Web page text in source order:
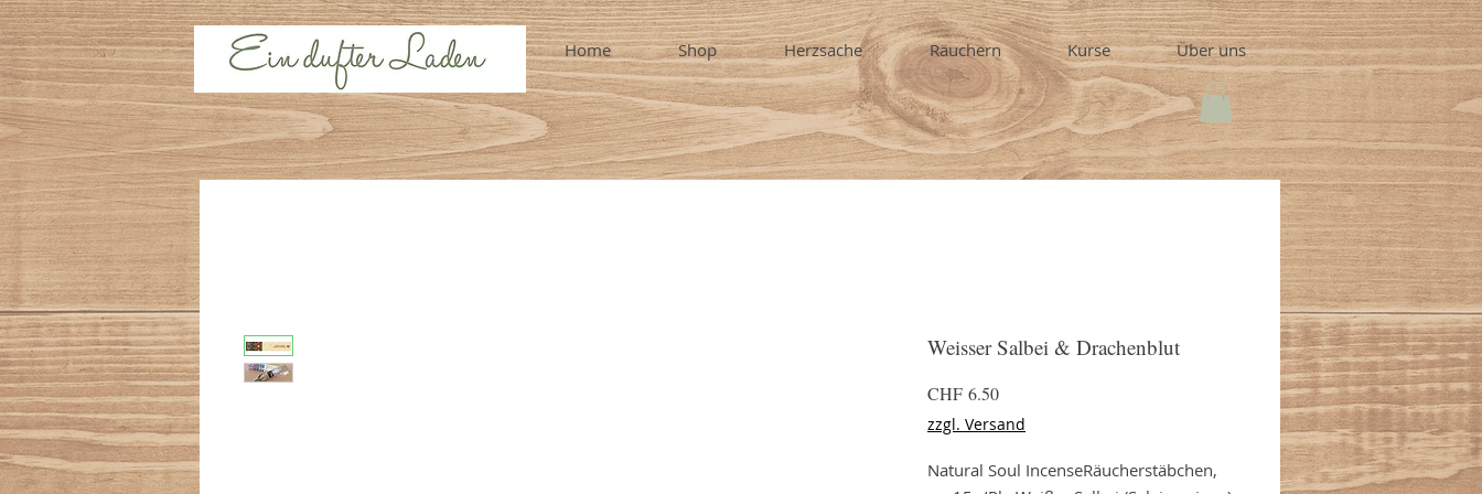
Home Shop Herzsache Räuchern Kurse Über uns
Weisser Salbei & Drachenblut
CHF 6.50Preis
zzgl. Versand
Natural Soul IncenseRäucherstäbchen,